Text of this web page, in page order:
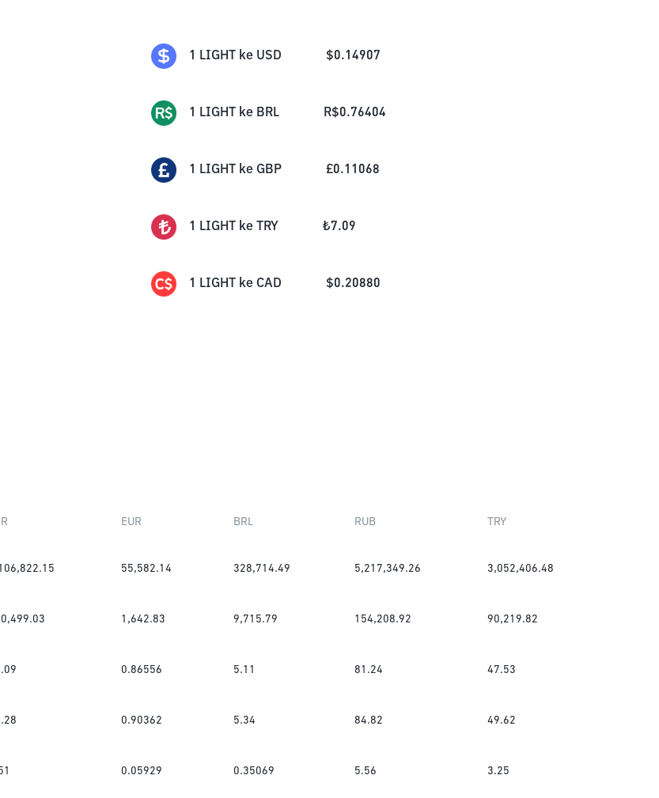
1 LIGHT ke USD $0.14907
1 LIGHT ke BRL R$0.76404
1 LIGHT ke GBP £0.11068
1 LIGHT ke TRY ₺7.09
1 LIGHT ke CAD $0.20880
EUR BRL RUB TRY
55,582.14 328,714.49 5,217,349.26 3,052,406.48
1,642.83 9,715.79 154,208.92 90,219.82
0.86556 5.11 81.24 47.53
0.90362 5.34 84.82 49.62
0.05929 0.35069 5.56 3.25